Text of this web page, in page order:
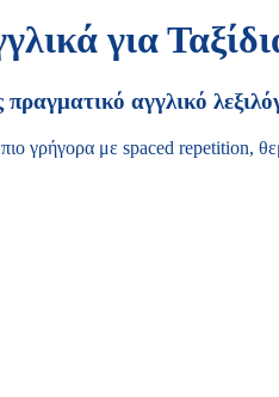
για
πραγματικό αγγλικό
γρήγορα με spaced repetition,